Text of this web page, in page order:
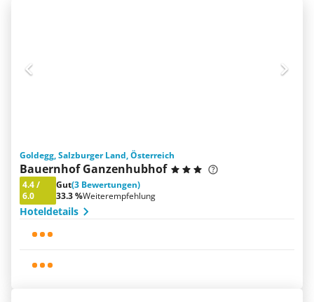
Goldegg, Salzburger Land, Österreich
Bauernhof Ganzenhubhof
4.4/
6.0
Gut(3 Bewertungen)
33.3 %Weiterempfehlung
Hoteldetails